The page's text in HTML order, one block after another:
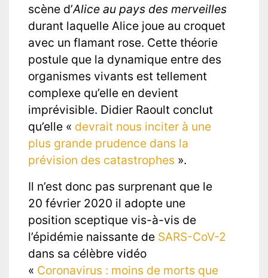
scène d’Alice au pays des merveilles
durant laquelle Alice joue au croquet
avec un flamant rose. Cette théorie
postule que la dynamique entre des
organismes vivants est tellement
complexe qu’elle en devient
imprévisible. Didier Raoult conclut
qu’elle « devrait nous inciter à une
plus grande prudence dans la
prévision des catastrophes ».
Il n’est donc pas surprenant que le
20 février 2020 il adopte une
position sceptique vis-à-vis de
l’épidémie naissante de SARS-CoV-2
dans sa célèbre vidéo
« Coronavirus : moins de morts que